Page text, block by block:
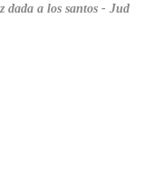
dada a los santos - Jud